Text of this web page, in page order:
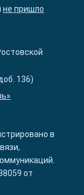
не пришло
136)
в
от